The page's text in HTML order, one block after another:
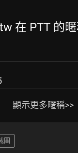
在 PTT 的暱
顯示更多暱稱>>
圖